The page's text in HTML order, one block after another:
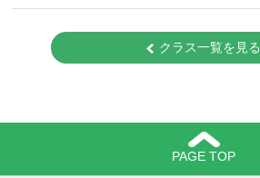
クラス一覧を見る
PAGE TOP